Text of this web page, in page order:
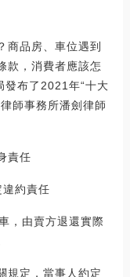
品房、車位遇到
款，消費者應該怎
發布了2021年“十大
師事務所潘劍律師
責任
約責任
由賣方退還實際
定，當事人約定